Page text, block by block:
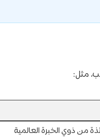
مثل:
من ذوي الخبرة العالمية